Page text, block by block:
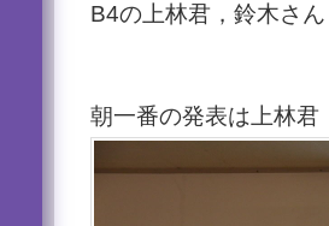
B4の上林君，鈴木さ
朝一番の発表は上林君